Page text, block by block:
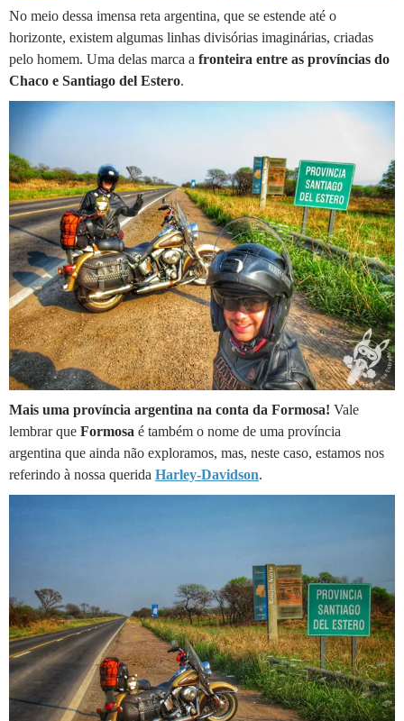
No meio dessa imensa reta argentina, que se estende até o
horizonte, existem algumas linhas divisórias imaginárias, criadas
pelo homem. Uma delas marca a fronteira entre as províncias do
Chaco e Santiago del Estero.
Mais uma província argentina na conta da Formosa! Vale
lembrar que Formosa é também o nome de uma província
argentina que ainda não exploramos, mas, neste caso, estamos nos
referindo à nossa querida Harley-Davidson.